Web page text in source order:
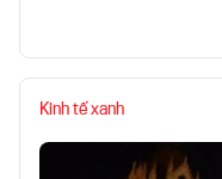
Kinh tế xanh